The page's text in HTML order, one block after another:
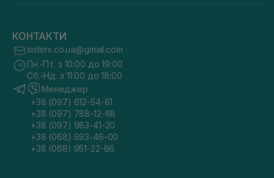
КОНТАКТИ
sisters.co.ua@gmail.com
Пн.-Пт. з 10:00 до 19:00
Сб.-Нд. з 11:00 до 18:00
Менеджер
+38 (097) 612-54-81
+38 (097) 788-12-88
+38 (097) 983-41-20
+38 (068) 693-46-00
+38 (068) 951-22-86